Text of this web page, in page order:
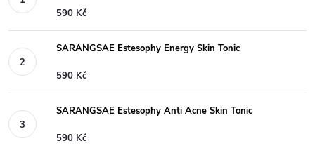
590 Kč
SARANGSAE Estesophy Energy Skin Tonic
590 Kč
SARANGSAE Estesophy Anti Acne Skin Tonic
590 Kč